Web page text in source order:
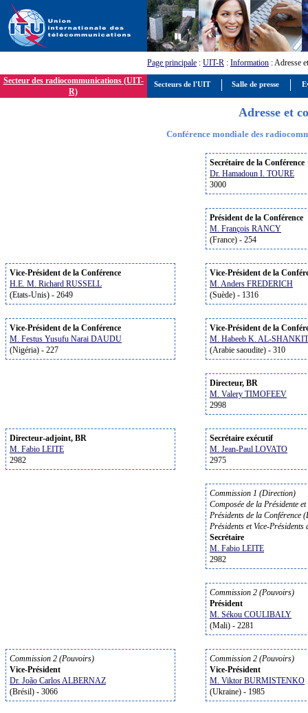
Page principale : UIT-R : Information : Adresse
Secteur des radiocommunications (UIT-
R)
Adresse et
Conférence mondiale des
Secrétaire de la Conférence
Dr. Hamadoun I. TOURE
3000
Président de la Conférence
M. François RANCY
(France) - 254
Vice-Président de la Conférence
H.E. M. Richard RUSSELL
(Etats-Unis) - 2649
Vice-Président de la
M. Anders FREDERICH
(Suède) - 1316
Vice-Président de la Conférence
M. Festus Yusufu Narai DAUDU
(Nigéria) - 227
Vice-Président de la
M. Habeeb K. AL-
(Arabie saoudite) - 310
Directeur, BR
M. Valery TIMOFEEV
2998
Directeur-adjoint, BR
M. Fabio LEITE
2982
Secrétaire exécutif
M. Jean-Paul LOVATO
2975
Commission 1 (Direction)
Composée de la Présidente et
Présidents de la Conférence
Présidents et Vice-Présidents
Secrétaire
M. Fabio LEITE
2982
Commission 2 (Pouvoirs)
Président
M. Sékou COULIBALY
(Mali) - 2281
Commission 2 (Pouvoirs)
Vice-Président
Dr. João Carlos ALBERNAZ
(Brésil) - 3066
Commission 2 (Pouvoirs)
Vice-Président
M. Viktor BURMISTENKO
(Ukraine) - 1985
Secteurs de l'UIT Salle de presse